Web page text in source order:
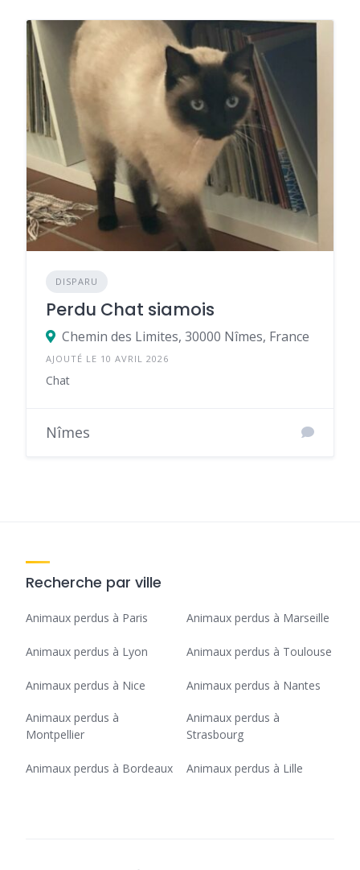
DISPARU
Perdu Chat siamois
Chemin des Limites, 30000 Nîmes, France
AJOUTÉ LE 10 AVRIL 2026
Chat
Nîmes
Recherche par ville
Animaux perdus à Paris Animaux perdus à Marseille
Animaux perdus à Lyon Animaux perdus à Toulouse
Animaux perdus à Nice Animaux perdus à Nantes
Animaux perdus à
Montpellier
Animaux perdus à
Strasbourg
Animaux perdus à Bordeaux Animaux perdus à Lille